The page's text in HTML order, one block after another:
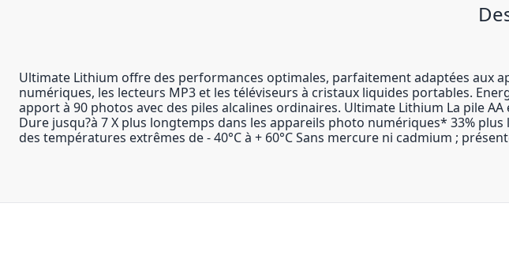
Ultimate Lithium offre des performances optimales, parfaitement adaptées aux
numériques, les lecteurs MP3 et les téléviseurs à cristaux liquides portables.
apport à 90 photos avec des piles alcalines ordinaires. Ultimate Lithium La pile
Dure jusqu?à 7 X plus longtemps dans les appareils photo numériques* 33%
des températures extrêmes de - 40°C à + 60°C Sans mercure ni cadmium ;